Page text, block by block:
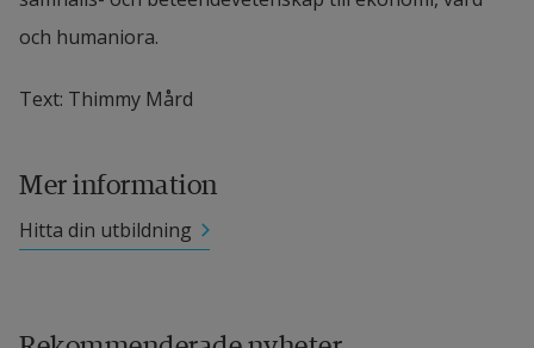
och humaniora.
Text: Thimmy Mård
Mer information
Hitta din utbildning